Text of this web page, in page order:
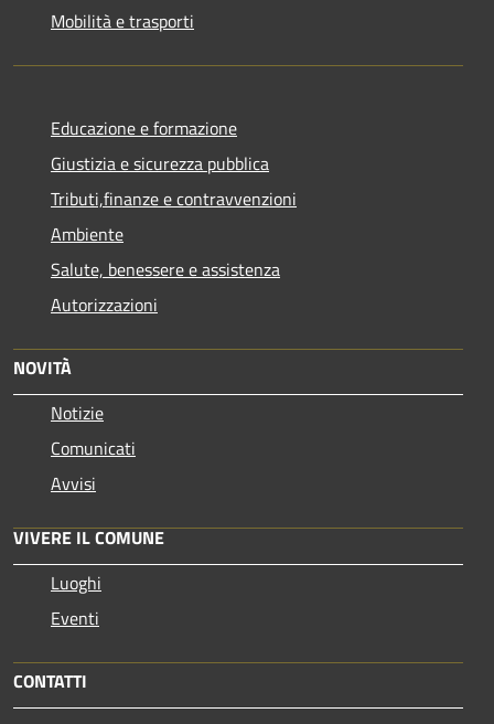
Mobilità e trasporti
Educazione e formazione
Giustizia e sicurezza pubblica
Tributi,finanze e contravvenzioni
Ambiente
Salute, benessere e assistenza
Autorizzazioni
NOVITÀ
Notizie
Comunicati
Avvisi
VIVERE IL COMUNE
Luoghi
Eventi
CONTATTI